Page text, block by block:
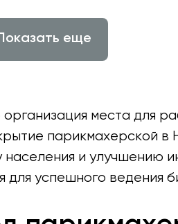
еще
места для
парикмахерской
и улучшению
для успешного ведения